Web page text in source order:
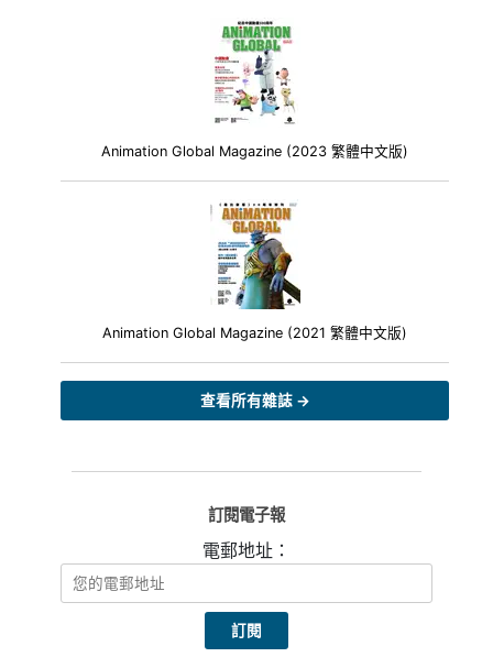
Animation Global Magazine (2023 繁體中文版)
Animation Global Magazine (2021 繁體中文版)
查看所有雜誌 →
訂閱電子報
電郵地址：